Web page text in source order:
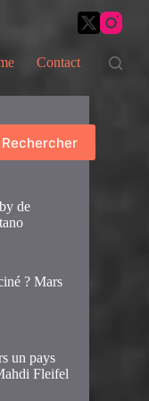
Contact
Rechercher
de
? Mars
un pays
Fleifel